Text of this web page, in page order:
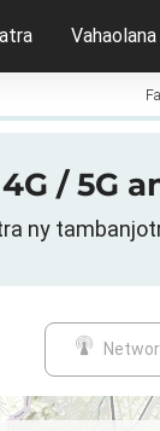
Vahaolana
/ 5G
ny